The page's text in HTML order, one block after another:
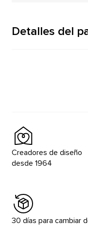
Detalles del
Creadores de diseño
desde 1964
30 días para cambiar